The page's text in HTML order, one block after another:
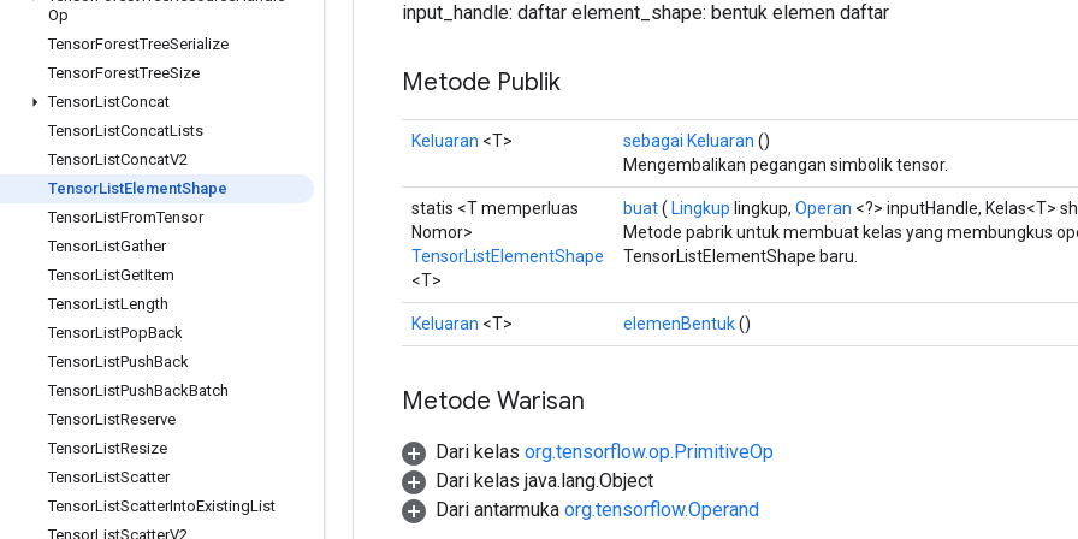
Op
TensorForestTreeSerialize
TensorForestTreeSize
TensorListConcat
TensorListConcatLists
TensorListConcatV2
TensorListElementShape
TensorListFromTensor
TensorListGather
TensorListGetItem
TensorListLength
TensorListPopBack
TensorListPushBack
TensorListPushBackBatch
TensorListReserve
TensorListResize
TensorListScatter
TensorListScatterIntoExistingList
TensorListScatterV2
input_handle: daftar element_shape: bentuk elemen daftar
Metode Publik
Keluaran <T> sebagai Keluaran ()
Mengembalikan pegangan simbolik tensor.
statis <T memperluas
Nomor>
TensorListElementShape
<T>
buat( Lingkup lingkup, Operan <?> inputHandle, Kelas<T>
Metode pabrik untuk membuat kelas yang membungkus
TensorListElementShape baru.
Keluaran <T> elemenBentuk()
Metode Warisan
Dari kelas org.tensorflow.op.PrimitiveOp
Dari kelas java.lang.Object
Dari antarmuka org.tensorflow.Operand